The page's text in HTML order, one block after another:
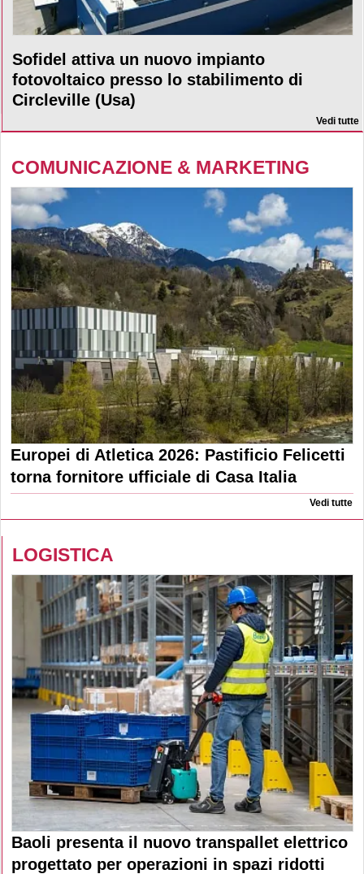
Sofidel attiva un nuovo impianto
fotovoltaico presso lo stabilimento di
Circleville (Usa)
Vedi tutte
COMUNICAZIONE & MARKETING
Europei di Atletica 2026: Pastificio Felicetti
torna fornitore ufficiale di Casa Italia
Vedi tutte
LOGISTICA
Baoli presenta il nuovo transpallet elettrico
progettato per operazioni in spazi ridotti